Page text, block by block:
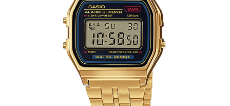
S'IDENTIFIER
MON COMPTE